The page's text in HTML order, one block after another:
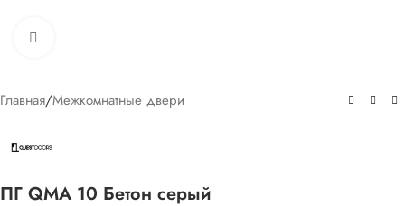
Главная/Межкомнатные двери
ПГ QMA 10 Бетон серый